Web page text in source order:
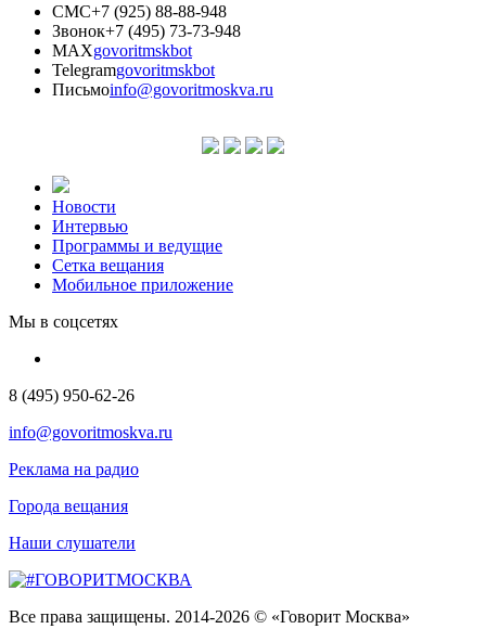
СМС+7 (925) 88-88-948
Звонок+7 (495) 73-73-948
MAXgovoritmskbot
Telegramgovoritmskbot
Письмоinfo@govoritmoskva.ru
Новости
Интервью
Программы и ведущие
Сетка вещания
Мобильное приложение
Мы в соцсетях
8 (495) 950-62-26
info@govoritmoskva.ru
Реклама на радио
Города вещания
Наши слушатели
Все права защищены. 2014-2026 © «Говорит Москва»